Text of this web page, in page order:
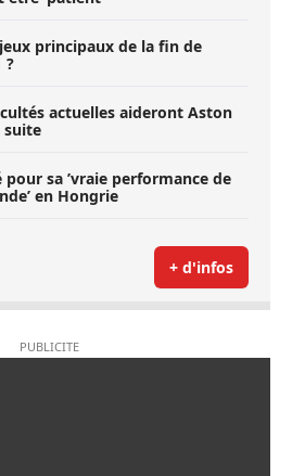
principaux de la fin de
?
actuelles aideront Aston
suite
sa ’vraie performance de
en Hongrie
+ d'infos